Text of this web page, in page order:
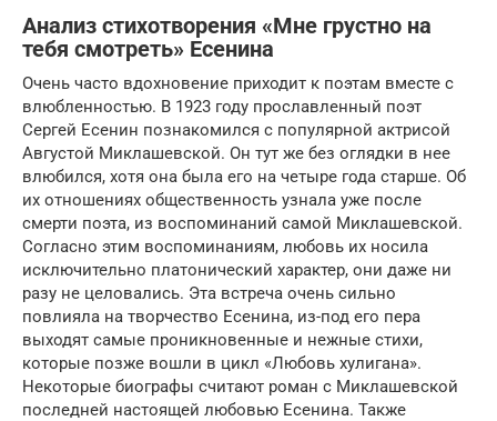
Анализ стихотворения «Мне грустно на
тебя смотреть» Есенина
Очень часто вдохновение приходит к поэтам вместе с
влюбленностью. В 1923 году прославленный поэт
Сергей Есенин познакомился с популярной актрисой
Августой Миклашевской. Он тут же без оглядки в нее
влюбился, хотя она была его на четыре года старше. Об
их отношениях общественность узнала уже после
смерти поэта, из воспоминаний самой Миклашевской.
Согласно этим воспоминаниям, любовь их носила
исключительно платонический характер, они даже ни
разу не целовались. Эта встреча очень сильно
повлияла на творчество Есенина, из-под его пера
выходят самые проникновенные и нежные стихи,
которые позже вошли в цикл «Любовь хулигана».
Некоторые биографы считают роман с Миклашевской
последней настоящей любовью Есенина. Также